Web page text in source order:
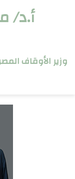
أ.د/
وزير الأوقاف